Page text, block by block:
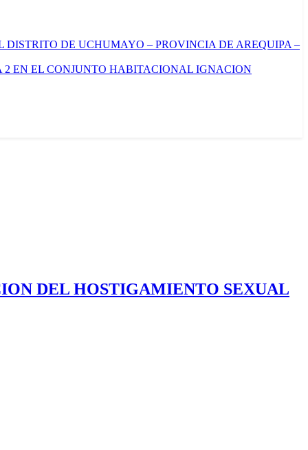
DISTRITO DE UCHUMAYO – PROVINCIA DE AREQUIPA –
EN EL CONJUNTO HABITACIONAL IGNACION
DEL HOSTIGAMIENTO SEXUAL